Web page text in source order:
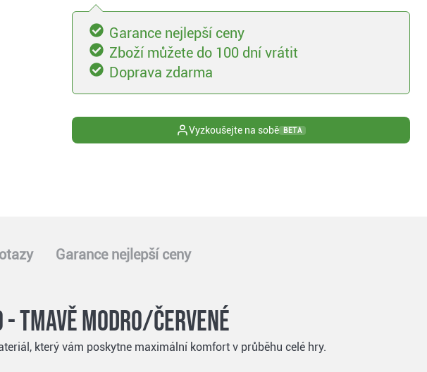
Garance nejlepší ceny
Zboží můžete do 100 dní vrátit
Doprava zdarma
Vyzkoušejte na sobě BETA
Garance nejlepší ceny
tmavě modro/červené
který vám poskytne maximální komfort v průběhu celé hry.